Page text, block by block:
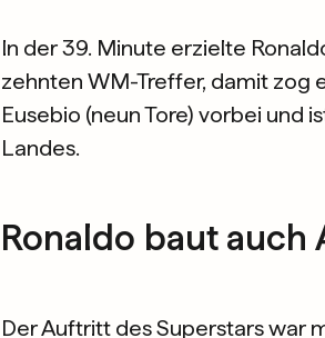
In der 39. Minute erzielte
zehnten WM-Treffer, damit zog
Eusebio (neun Tore) vorbei und
Landes.
Ronaldo baut auch
Der Auftritt des Superstars war